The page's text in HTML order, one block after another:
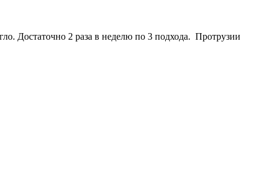
Достаточно 2 раза в неделю по 3 подхода. Протрузии